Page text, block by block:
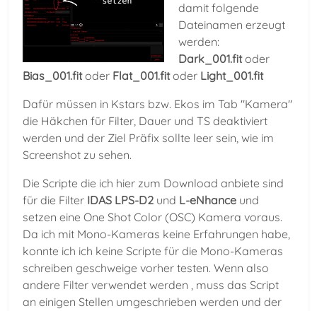
damit folgende
Dateinamen erzeugt
werden:
Dark_001.fitoder
Bias_001.fitoder Flat_001.fitoder Light_001.fit
Dafür müssen in Kstars bzw. Ekos im Tab "Kamera"
die Häkchen für Filter, Dauer und TS deaktiviert
werden und der Ziel Präfix sollte leer sein, wie im
Screenshot zu sehen.
Die Scripte die ich hier zum Download anbiete sind
für die Filter IDAS LPS-D2 und L-eNhance und
setzen eine One Shot Color (OSC) Kamera voraus.
Da ich mit Mono-Kameras keine Erfahrungen habe,
konnte ich ich keine Scripte für die Mono-Kameras
schreiben geschweige vorher testen. Wenn also
andere Filter verwendet werden , muss das Script
an einigen Stellen umgeschrieben werden und der